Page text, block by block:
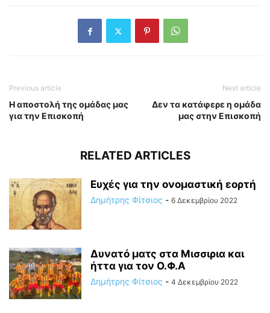
Previous article
Η αποστολή της ομάδας μας
για την Επισκοπή
Next article
Δεν τα κατάφερε η ομάδα
μας στην Επισκοπή
RELATED ARTICLES
Ευχές για την ονομαστική εορτή
Δημήτρης Φίτσιος - 6 Δεκεμβρίου 2022
Δυνατό ματς στα Μισσιρια και
ήττα για τον Ο.Φ.Α
Δημήτρης Φίτσιος - 4 Δεκεμβρίου 2022